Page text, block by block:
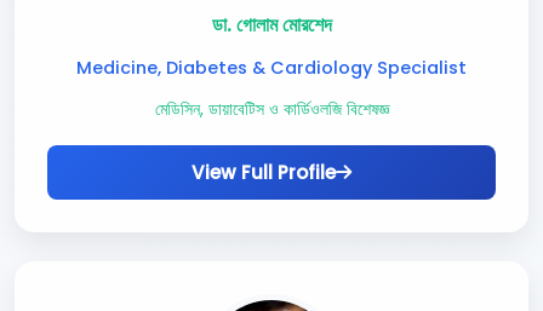
ডা. গোলাম মোরশেদ
Medicine, Diabetes & Cardiology Specialist
মেডিসিন, ডায়াবেটিস ও কার্ডিওলজি বিশেষজ্ঞ
View Full Profile